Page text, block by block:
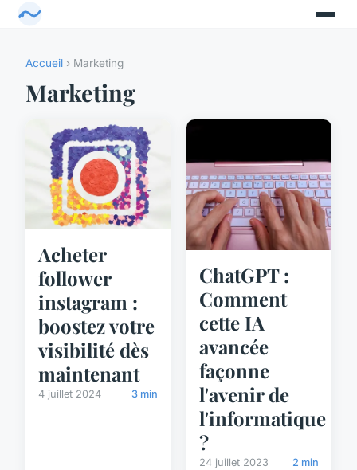
Accueil › Marketing
Marketing
Acheter
follower
instagram :
boostez votre
visibilité dès
maintenant
4 juillet 2024 3 min
ChatGPT :
Comment
cette IA
avancée
façonne
l'avenir de
l'informatique
?
24 juillet 2023 2 min